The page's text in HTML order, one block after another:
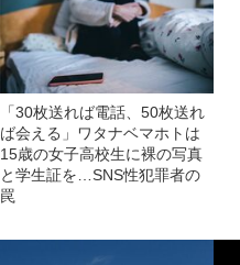
「30枚送れば電話、50枚送れ
ば会える」ワタナベマホトは
15歳の女子高校生に裸の写真
と学生証を…SNS性犯罪者の
罠